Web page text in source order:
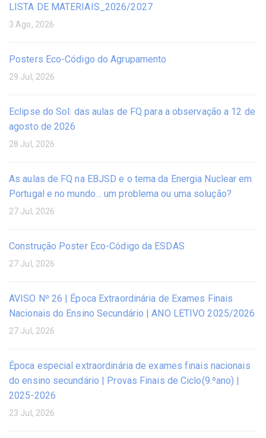
LISTA DE MATERIAIS_2026/2027
3 Ago, 2026
Posters Eco-Código do Agrupamento
29 Jul, 2026
Eclipse do Sol: das aulas de FQ para a observação a 12 de
agosto de 2026
28 Jul, 2026
As aulas de FQ na EBJSD e o tema da Energia Nuclear em
Portugal e no mundo… um problema ou uma solução?
27 Jul, 2026
Construção Poster Eco-Código da ESDAS
27 Jul, 2026
AVISO Nº 26 | Época Extraordinária de Exames Finais
Nacionais do Ensino Secundário | ANO LETIVO 2025/2026
27 Jul, 2026
Época especial extraordinária de exames finais nacionais
do ensino secundário | Provas Finais de Ciclo(9.ºano) |
2025-2026
23 Jul, 2026